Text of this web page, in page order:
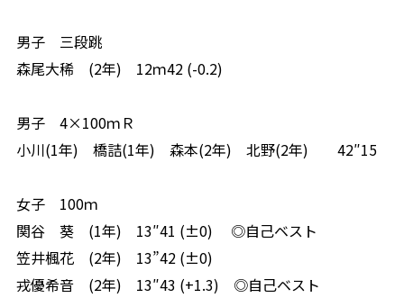
男子 三段跳
森尾大稀 (2年) 12ｍ42 (-0.2)
男子 4×100ｍＲ
小川(1年) 橋詰(1年) 森本(2年) 北野(2年) 42″15
女子 100ｍ
関谷 葵 (1年) 13″41 (±0) ◎自己ベスト
笠井楓花 (2年) 13”42 (±0)
戎優希音 (2年) 13″43 (+1.3) ◎自己ベスト